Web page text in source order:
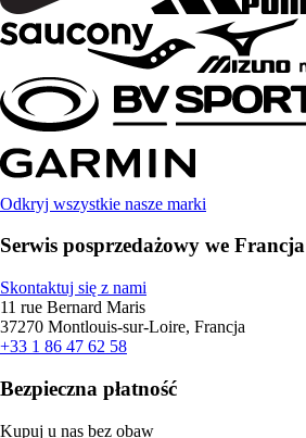
Odkryj wszystkie nasze marki
Serwis posprzedażowy we Francja
Skontaktuj się z nami
11 rue Bernard Maris
37270 Montlouis-sur-Loire, Francja
+33 1 86 47 62 58
Bezpieczna płatność
Kupuj u nas bez obaw